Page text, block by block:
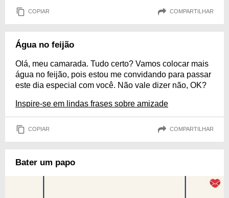
COPIAR COMPARTILHAR
Água no feijão
Olá, meu camarada. Tudo certo? Vamos colocar mais
água no feijão, pois estou me convidando para passar
este dia especial com você. Não vale dizer não, OK?
Inspire-se em lindas frases sobre amizade
COPIAR COMPARTILHAR
Bater um papo